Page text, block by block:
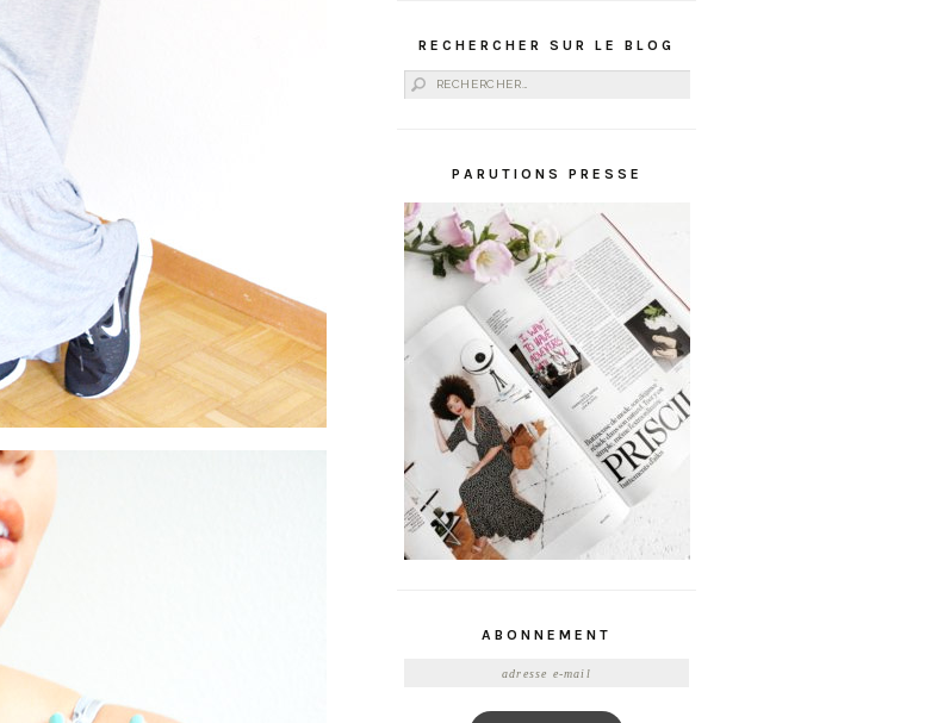
RECHERCHER SUR LE BLOG
Rechercher :
PARUTIONS PRESSE
ABONNEMENT